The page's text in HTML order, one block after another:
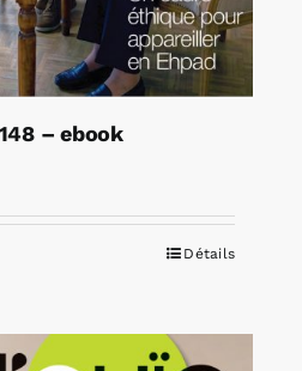
– ebook
Détails